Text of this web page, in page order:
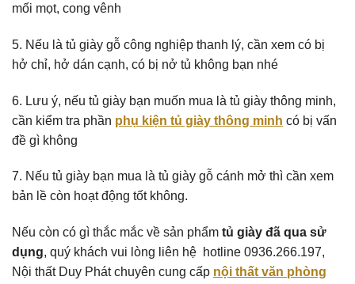
mối mọt, cong vênh
5. Nếu là tủ giày gỗ công nghiệp thanh lý, cần xem có bị
hở chỉ, hở dán cạnh, có bị nở tủ không bạn nhé
6. Lưu ý, nếu tủ giày bạn muốn mua là tủ giày thông minh,
cần kiểm tra phần phụ kiện tủ giày thông minh có bị vấn
đề gì không
7. Nếu tủ giày bạn mua là tủ giày gỗ cánh mở thì cần xem
bản lề còn hoạt động tốt không.
Nếu còn có gì thắc mắc về sản phẩm tủ giày đã qua sử
dụng, quý khách vui lòng liên hệ hotline 0936.266.197,
Nội thất Duy Phát chuyên cung cấp nội thất văn phòng